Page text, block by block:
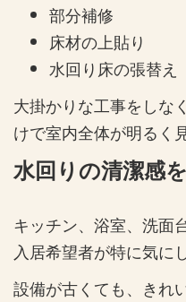
部分補修
床材の上貼り
水回り床の張替え
大掛かりな工事をしな
けで室内全体が明るく
水回りの清潔感
キッチン、浴室、洗面
入居希望者が特に気に
設備が古くても、きれ